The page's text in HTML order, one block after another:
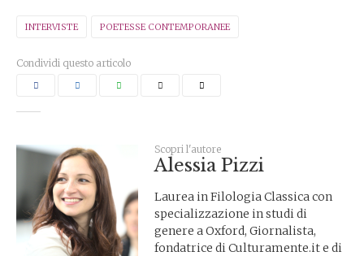
INTERVISTE POETESSE CONTEMPORANEE
Condividi questo articolo
Scopri l'autore
Alessia Pizzi
Laurea in Filologia Classica con
specializzazione in studi di
genere a Oxford, Giornalista,
fondatrice di Culturamente.it e di